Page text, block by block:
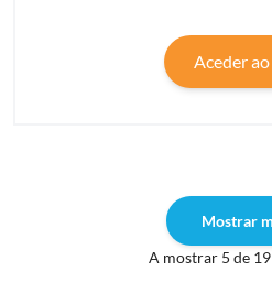
Aceder
Mostrar
A mostrar 5 de